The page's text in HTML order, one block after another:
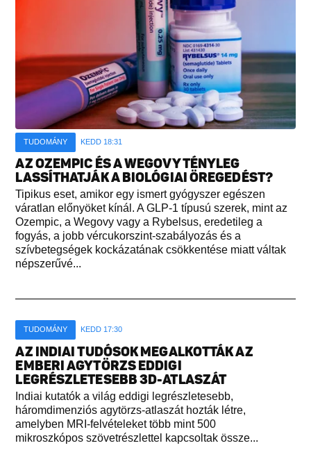
TUDOMÁNY KEDD 18:31
AZ OZEMPIC ÉS A WEGOVY TÉNYLEG
LASSÍTHATJÁK A BIOLÓGIAI ÖREGEDÉST?
Tipikus eset, amikor egy ismert gyógyszer egészen
váratlan előnyöket kínál. A GLP-1 típusú szerek, mint az
Ozempic, a Wegovy vagy a Rybelsus, eredetileg a
fogyás, a jobb vércukorszint-szabályozás és a
szívbetegségek kockázatának csökkentése miatt váltak
népszerűvé...
TUDOMÁNY KEDD 17:30
AZ INDIAI TUDÓSOK MEGALKOTTÁK AZ
EMBERI AGYTÖRZS EDDIGI
LEGRÉSZLETESEBB 3D-ATLASZÁT
Indiai kutatók a világ eddigi legrészletesebb,
háromdimenziós agytörzs-atlaszát hozták létre,
amelyben MRI-felvételeket több mint 500
mikroszkópos szövetrészlettel kapcsoltak össze...